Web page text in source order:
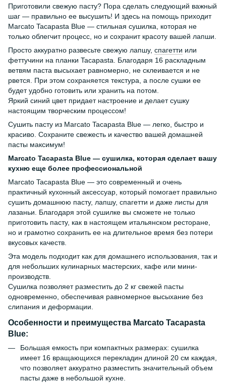
Приготовили свежую пасту? Пора сделать следующий важный
шаг — правильно ее высушить! И здесь на помощь приходит
Marcato Tacapasta Blue — стильная сушилка, которая не
только облегчит процесс, но и сохранит красоту вашей лапши.
Просто аккуратно развесьте свежую лапшу, спагетти или
феттучини на планки Tacapasta. Благодаря 16 раскладным
ветвям паста высыхает равномерно, не склеивается и не
рвется. При этом сохраняется текстура, а после сушки ее
будет удобно готовить или хранить на потом.
Яркий синий цвет придает настроение и делает сушку
настоящим творческим процессом!
Сушить пасту из Marcato Tacapasta Blue — легко, быстро и
красиво. Сохраните свежесть и качество вашей домашней
пасты максимум!
Marcato Tacapasta Blue — сушилка, которая сделает вашу
кухню еще более профессиональной
Marcato Tacapasta Blue — это современный и очень
практичный кухонный аксессуар, который помогает правильно
сушить домашнюю пасту, лапшу, спагетти и даже листы для
лазаньи. Благодаря этой сушилке вы сможете не только
приготовить пасту, как в настоящем итальянском ресторане,
но и грамотно сохранить ее на длительное время без потери
вкусовых качеств.
Эта модель подходит как для домашнего использования, так и
для небольших кулинарных мастерских, кафе или мини-
производств.
Сушилка позволяет разместить до 2 кг свежей пасты
одновременно, обеспечивая равномерное высыхание без
слипания и деформации.
Особенности и преимущества Marcato Tacapasta
Blue:
Большая емкость при компактных размерах: сушилка
имеет 16 вращающихся перекладин длиной 20 см каждая,
что позволяет аккуратно разместить значительный объем
пасты даже в небольшой кухне.